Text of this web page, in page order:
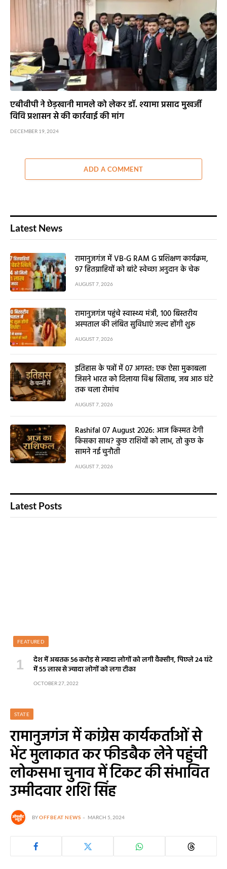
एबीवीपी ने छेड़खानी मामले को लेकर डॉ. श्यामा प्रसाद मुखर्जी
विवि प्रशासन से की कार्रवाई की मांग
DECEMBER 19, 2024
ADD A COMMENT
Latest News
रामानुजगंज में VB-G RAM G प्रशिक्षण कार्यक्रम,
97 हितग्राहियों को बांटे स्वेच्छा अनुदान के चेक
AUGUST 7, 2026
रामानुजगंज पहुंचे स्वास्थ्य मंत्री, 100 बिस्तरीय
अस्पताल की लंबित सुविधाएं जल्द होंगी शुरू
AUGUST 7, 2026
इतिहास के पन्नों में 07 अगस्त: एक ऐसा मुकाबला
जिसने भारत को दिलाया विश्व खिताब, जब आठ घंटे
तक चला रोमांच
AUGUST 7, 2026
Rashifal 07 August 2026: आज किस्मत देगी
किसका साथ? कुछ राशियों को लाभ, तो कुछ के
सामने नई चुनौती
AUGUST 7, 2026
Latest Posts
FEATURED
देश में अबतक 56 करोड़ से ज्यादा लोगों को लगी वैक्सीन, पिछले 24 घंटे
में 55 लाख से ज्यादा लोगों को लगा टीका
OCTOBER 27, 2022
STATE
रामानुजगंज में कांग्रेस कार्यकर्ताओं से
भेंट मुलाकात कर फीडबैक लेने पहुंची
लोकसभा चुनाव में टिकट की संभावित
उम्मीदवार शशि सिंह
BYOFFBEAT NEWS MARCH 5, 2024